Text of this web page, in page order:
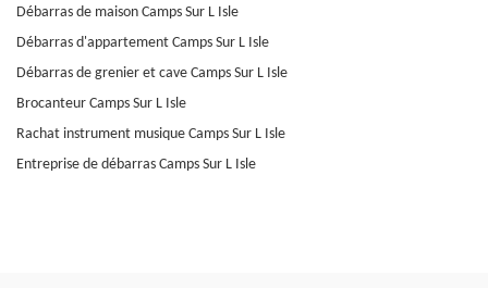
Débarras de maison Camps Sur L Isle
Débarras d'appartement Camps Sur L Isle
Débarras de grenier et cave Camps Sur L Isle
Brocanteur Camps Sur L Isle
Rachat instrument musique Camps Sur L Isle
Entreprise de débarras Camps Sur L Isle